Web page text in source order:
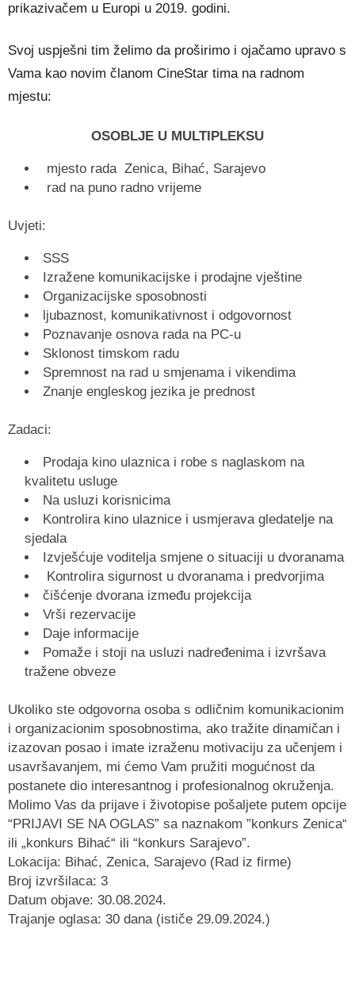
prikazivačem u Europi u 2019. godini.
Svoj uspješni tim želimo da proširimo i ojačamo upravo s
Vama kao novim članom CineStar tima na radnom
mjestu:
OSOBLJE U MULTIPLEKSU
mjesto rada Zenica, Bihać, Sarajevo
rad na puno radno vrijeme
Uvjeti:
SSS
Izražene komunikacijske i prodajne vještine
Organizacijske sposobnosti
ljubaznost, komunikativnost i odgovornost
Poznavanje osnova rada na PC-u
Sklonost timskom radu
Spremnost na rad u smjenama i vikendima
Znanje engleskog jezika je prednost
Zadaci:
Prodaja kino ulaznica i robe s naglaskom na
kvalitetu usluge
Na usluzi korisnicima
Kontrolira kino ulaznice i usmjerava gledatelje na
sjedala
Izvješćuje voditelja smjene o situaciji u dvoranama
Kontrolira sigurnost u dvoranama i predvorjima
čišćenje dvorana između projekcija
Vrši rezervacije
Daje informacije
Pomaže i stoji na usluzi nadređenima i izvršava
tražene obveze
Ukoliko ste odgovorna osoba s odličnim komunikacionim
i organizacionim sposobnostima, ako tražite dinamičan i
izazovan posao i imate izraženu motivaciju za učenjem i
usavršavanjem, mi ćemo Vam pružiti mogućnost da
postanete dio interesantnog i profesionalnog okruženja.
Molimo Vas da prijave i životopise pošaljete putem opcije
“PRIJAVI SE NA OGLAS” sa naznakom ”konkurs Zenica“
ili „konkurs Bihać“ ili “konkurs Sarajevo”.
Lokacija: Bihać, Zenica, Sarajevo (Rad iz firme)
Broj izvršilaca: 3
Datum objave: 30.08.2024.
Trajanje oglasa: 30 dana (ističe 29.09.2024.)